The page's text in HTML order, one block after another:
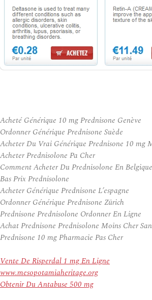
Acheté Générique 10 mg Prednisone Genève
Ordonner Générique Prednisone Suède
Acheter Du Vrai Générique Prednisone 10 mg
Acheter Prednisolone Pa Cher
Comment Acheter Du Prednisolone En Belgique
Bas Prix Prednisolone
Acheter Générique Prednisone L’espagne
Ordonner Générique Prednisone Zürich
Prednisone Prednisolone Ordonner En Ligne
Achat Prednisone Prednisolone Moins Cher
Prednisone 10 mg Pharmacie Pas Cher
Vente De Risperdal 1 mg En Ligne
www.mesopotamiaheritage.org
Obtenir Du Antabuse 500 mg